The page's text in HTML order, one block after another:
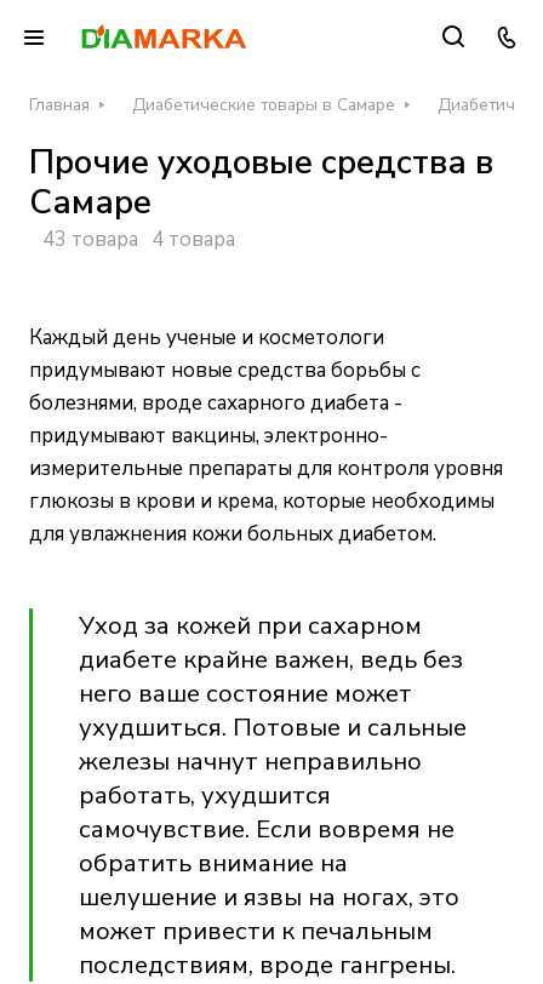
Главная Диабетические товары в Самаре
Прочие уходовые средства в
Самаре
43 товара 4 товара
Каждый день ученые и косметологи
придумывают новые средства борьбы с
болезнями, вроде сахарного диабета -
придумывают вакцины, электронно-
измерительные препараты для контроля уровня
глюкозы в крови и крема, которые необходимы
для увлажнения кожи больных диабетом.
Уход за кожей при сахарном
диабете крайне важен, ведь без
него ваше состояние может
ухудшиться. Потовые и сальные
железы начнут неправильно
работать, ухудшится
самочувствие. Если вовремя не
обратить внимание на
шелушение и язвы на ногах, это
может привести к печальным
последствиям, вроде гангрены.